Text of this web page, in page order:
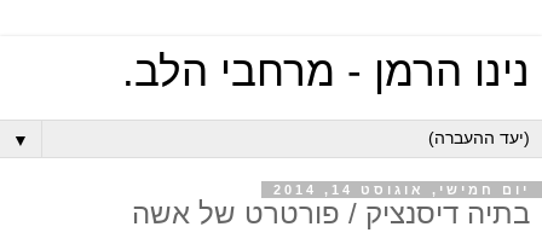
נינו הרמן - מרחבי הלב.
▼
יום חמישי, אוגוסט 14, 2014
בתיה דיסנציק / פורטרט של אשה